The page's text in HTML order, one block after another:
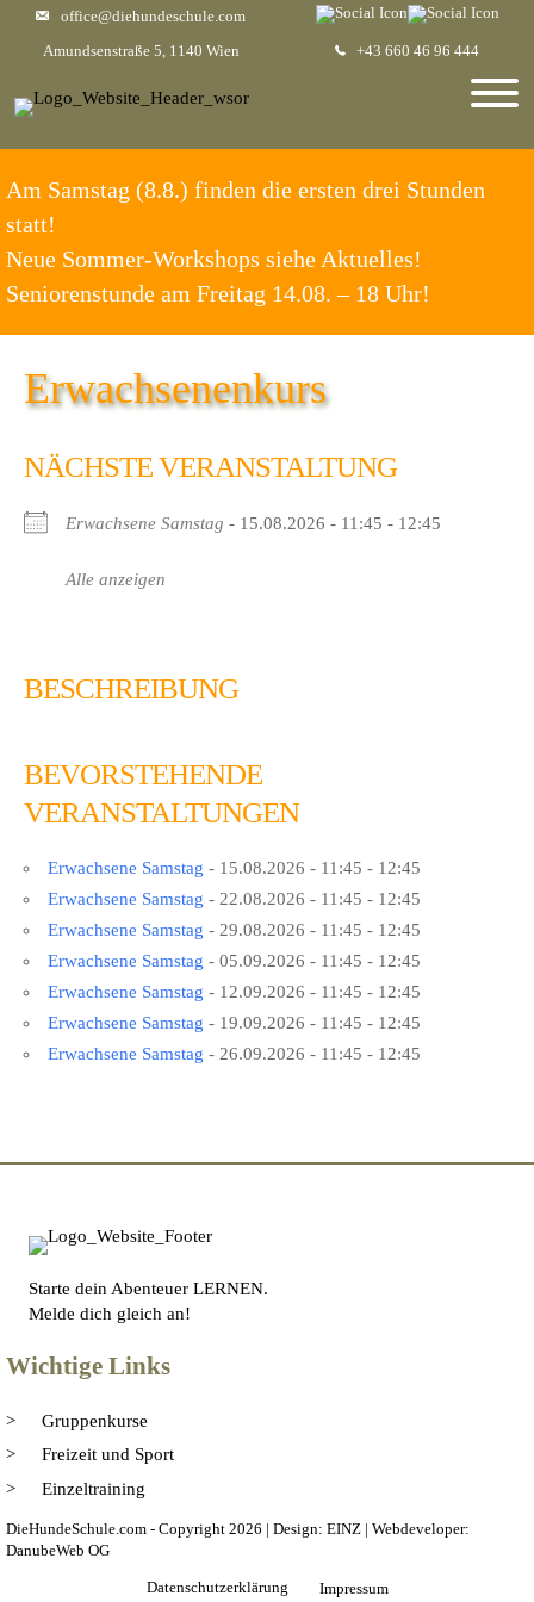
office@diehundeschule.com
+43 660 46 96 444
Amundsenstraße 5, 1140 Wien
Am Samstag (8.8.) finden die ersten drei Stunden
statt!
Neue Sommer-Workshops siehe Aktuelles!
Seniorenstunde am Freitag 14.08. – 18 Uhr!
Erwachsenenkurs
NÄCHSTE VERANSTALTUNG
Erwachsene Samstag - 15.08.2026 - 11:45 - 12:45
Alle anzeigen
BESCHREIBUNG
BEVORSTEHENDE
VERANSTALTUNGEN
Erwachsene Samstag - 15.08.2026 - 11:45 - 12:45
Erwachsene Samstag - 22.08.2026 - 11:45 - 12:45
Erwachsene Samstag - 29.08.2026 - 11:45 - 12:45
Erwachsene Samstag - 05.09.2026 - 11:45 - 12:45
Erwachsene Samstag - 12.09.2026 - 11:45 - 12:45
Erwachsene Samstag - 19.09.2026 - 11:45 - 12:45
Erwachsene Samstag - 26.09.2026 - 11:45 - 12:45
Starte dein Abenteuer LERNEN.
Melde dich gleich an!
Wichtige Links
Gruppenkurse
Freizeit und Sport
Einzeltraining
DieHundeSchule.com - Copyright 2026 | Design: EINZ | Webdeveloper:
DanubeWeb OG
Datenschutzerklärung Impressum